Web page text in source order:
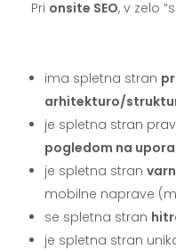
Pri onsite SEO, v zelo
ima spletna stran
arhitekturo/
je spletna stran
pogledom na
je spletna stran
mobilne naprave
se spletna stran
je spletna stran